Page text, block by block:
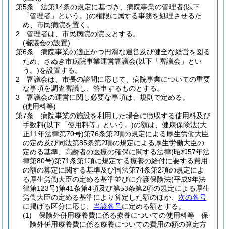
第5条
法第14条の規定に基づき、病院事業の管理者(以下
「管理者」という。)の権限に属する事務を処理させるた
め、市民病院を置く。
2
管理者は、市民病院の院長とする。
(審議会の設置)
第6条
病院事業の適正かつ円滑な運営及び健全な経営を図る
ため、さぬき市病院事業運営審議会(以下「審議会」とい
う。)を設置する。
2
審議会は、市長の諮問に応じて、病院事業についての重要
な事項を調査審議し、答申するものとする。
3
審議会の運営に関し必要な事項は、規則で定める。
(使用料等)
第7条
病院事業の施設を利用した場合に徴収する使用料及び
手数料(以下「使用料等」という。)の額は、健康保険法(大
正11年法律第70号)第76条第2項の規定による厚生労働大臣
の定め及び同法第85条第2項の規定による厚生労働大臣の
定める基準、高齢者の医療の確保に関する法律(昭和57年法
律第80号)第71条第1項に規定する療養の給付に要する費用
の額の算定に関する基準及び同法第74条第2項の規定によ
る厚生労働大臣の定める基準並びに介護保険法(平成9年法
律第123号)第41条第4項及び第53条第2項の規定による厚生
労働大臣の定める基準により算定した額のほか、 次の各号
に掲げる区分に応じ、 当該各号に定める額とする。
(1)
保険外併用療養費に係る療養についての使用料等 保
険外併用療養費に係る療養についての費用の額の算定方